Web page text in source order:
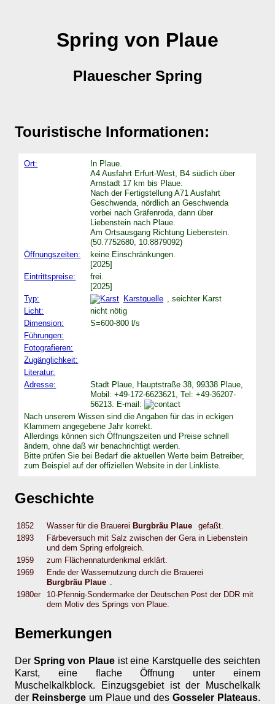
Spring von Plaue
Plauescher Spring
Touristische Informationen:
Ort:
In Plaue.
A4 Ausfahrt Erfurt-West, B4 südlich über
Arnstadt 17 km bis Plaue.
Nach der Fertigstellung A71 Ausfahrt
Geschwenda, nördlich an Geschwenda
vorbei nach Gräfenroda, dann über
Liebenstein nach Plaue.
Am Ortsausgang Richtung Liebenstein.
(50.7752680, 10.8879092)
Öffnungszeiten:
keine Einschränkungen.
[2025]
Eintrittspreise:
frei.
[2025]
Typ:
Karstquelle
, seichter Karst
Licht:
nicht nötig
Dimension:
S=600-800 l/s
Führungen:
Fotografieren:
Zugänglichkeit:
Literatur:
Adresse:
Stadt Plaue, Hauptstraße 38, 99338 Plaue,
Mobil: +49-172-6623621, Tel: +49-36207-
56213. E-mail:
Nach unserem Wissen sind die Angaben für das in eckigen
Klammern angegebene Jahr korrekt.
Allerdings können sich Öffnungszeiten und Preise schnell
ändern, ohne daß wir benachrichtigt werden.
Bitte prüfen Sie bei Bedarf die aktuellen Werte beim Betreiber,
zum Beispiel auf der offiziellen Website in der Linkliste.
Geschichte
1852 Wasser für die Brauerei Burgbräu Plaue
gefaßt.
1893
Färbeversuch mit Salz zwischen der Gera in Liebenstein
und dem Spring erfolgreich.
1959
zum Flächennaturdenkmal erklärt.
1969
Ende der Wassernutzung durch die Brauerei
Burgbräu Plaue .
1980er
10-Pfennig-Sondermarke der Deutschen Post der DDR mit
dem Motiv des Springs von Plaue.
Bemerkungen
Der Spring von Plaueist eine Karstquelle des seichten
Karst, eine flache Öffnung unter einem
Muschelkalkblock. Einzugsgebiet ist der Muschelkalk
der Reinsbergeum Plaue und desGosseler Plateaus.